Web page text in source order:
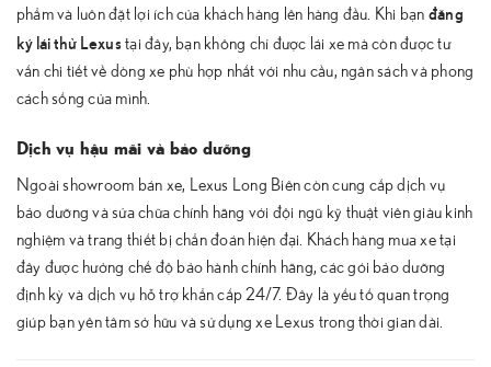
phẩm và luôn đặt lợi ích của khách hàng lên hàng đầu. Khi bạn đăng
ký lái thử Lexustại đây, bạn không chỉ được lái xe mà còn được tư
vấn chi tiết về dòng xe phù hợp nhất với nhu cầu, ngân sách và phong
cách sống của mình.
Dịch vụ hậu mãi và bảo dưỡng
Ngoài showroom bán xe, Lexus Long Biên còn cung cấp dịch vụ
bảo dưỡng và sửa chữa chính hãng với đội ngũ kỹ thuật viên giàu kinh
nghiệm và trang thiết bị chẩn đoán hiện đại. Khách hàng mua xe tại
đây được hưởng chế độ bảo hành chính hãng, các gói bảo dưỡng
định kỳ và dịch vụ hỗ trợ khẩn cấp 24/7. Đây là yếu tố quan trọng
giúp bạn yên tâm sở hữu và sử dụng xe Lexus trong thời gian dài.